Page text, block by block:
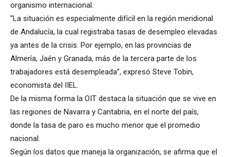
organismo internacional.
“La situación es especialmente difícil en la región meridional
de Andalucía, la cual registraba tasas de desempleo elevadas
ya antes de la crisis. Por ejemplo, en las provincias de
Almería, Jaén y Granada, más de la tercera parte de los
trabajadores está desempleada”, expresó Steve Tobin,
economista del IIEL.
De la misma forma la OIT destaca la situación que se vive en
las regiones de Navarra y Cantabria, en el norte del país,
donde la tasa de paro es mucho menor que el promedio
nacional.
Según los datos que maneja la organización, se afirma que el